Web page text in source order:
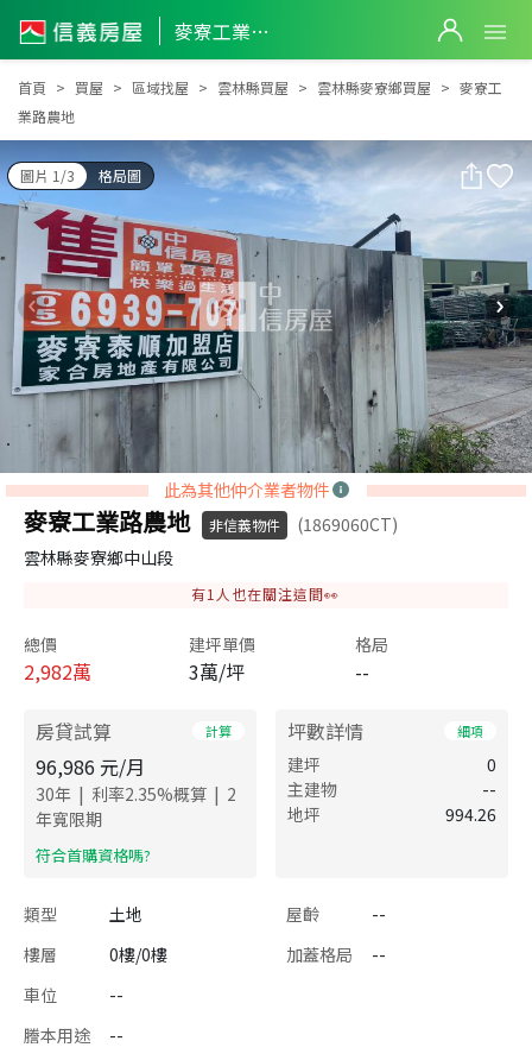
麥寮工業路農地
麥寮工業路農地
首頁 買屋 區域找屋 雲林縣買屋 雲林縣麥寮鄉買屋
麥寮工
業路農地
圖片 1/3 格局圖
此為其他仲介業者物件
麥寮工業路農地 非信義物件
(1869060CT)
雲林縣麥寮鄉中山段
有1 人也在關注這間👀
總價
2,982萬
建坪單價
3萬/坪
格局
--
房貸試算 計算
96,986 元/月
30年 | 利率2.35%概算 | 2
年寬限期
​符合首購資格嗎?
坪數詳情 細項
建坪
0
主建物
--
地坪
994.26
類型 土地 屋齡
--
樓層
0樓/0樓 加蓋格局
--
車位
--
謄本用途
--